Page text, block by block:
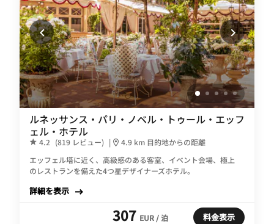
ルネッサンス・パリ・ノベル・トゥール・エッフ
ェル・ホテル
4.2 (819 レビュー) |
4.9 km 目的地からの距離
エッフェル塔に近く、高級感のある客室、イベント会場、極上
のレストランを備えた4つ星デザイナーズホテル。
詳細を表示
307 EUR / 泊
料金表示